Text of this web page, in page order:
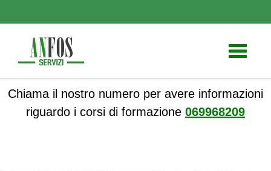
Toggle
Chiama il nostro numero per avere informazioni
riguardo i corsi di formazione 069968209